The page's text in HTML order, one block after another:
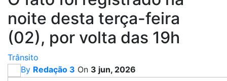
noite desta terça-feira
(02), por volta das 19h
Trânsito
By Redação 3 On 3 jun, 2026